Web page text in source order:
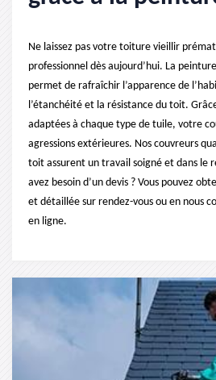
Ne laissez pas votre toiture vieillir
professionnel dès aujourd’hui. La
permet de rafraîchir l’apparence de
l’étanchéité et la résistance du toit.
adaptées à chaque type de tuile, votre
agressions extérieures. Nos couvreurs
toit assurent un travail soigné et dans le
avez besoin d’un devis ? Vous pouvez
et détaillée sur rendez-vous ou en nous
en ligne.